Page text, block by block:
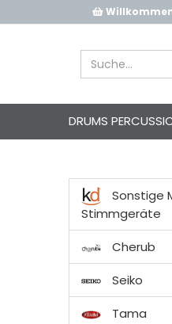
DRUMS
Sonstige
Stimmgeräte
Cherub
Seiko
Tama